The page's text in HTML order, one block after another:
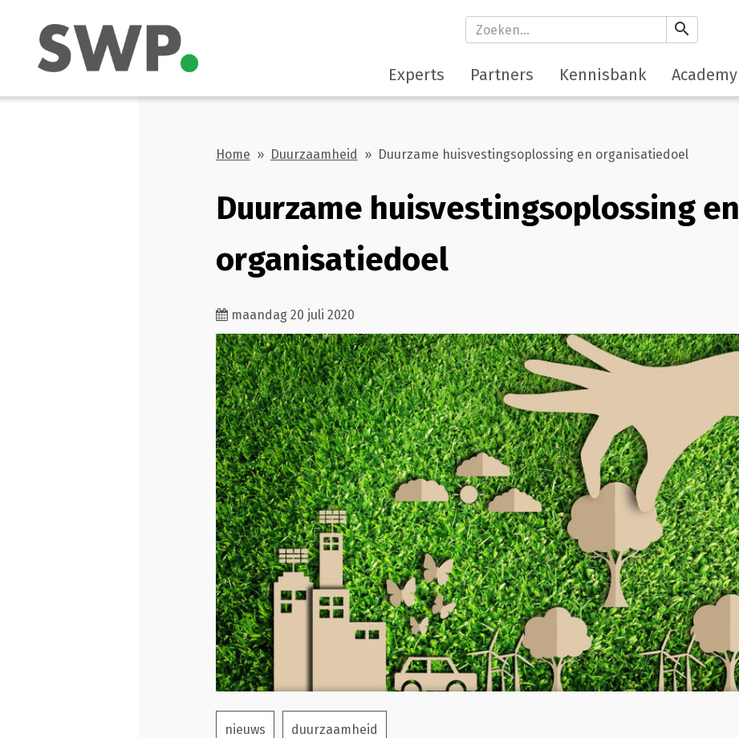
search
Experts Partners Kennisbank Academy
Home » Duurzaamheid » Duurzame huisvestingsoplossing en organisatiedoel
Duurzame huisvestingsoplossing en
organisatiedoel
maandag 20 juli 2020
nieuws duurzaamheid